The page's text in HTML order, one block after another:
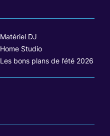
Matériel DJ
Home Studio
Les bons plans de l’été 2026